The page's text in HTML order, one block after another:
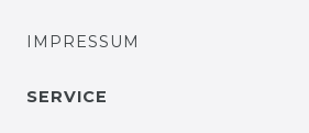
IMPRESSUM
SERVICE